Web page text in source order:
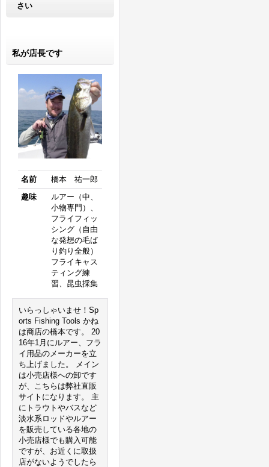
さい
私が店長です
名前
橋本 祐一郎
趣味
ルアー（中、
小物専門）、
フライフィッ
シング（自由
な発想の毛ば
り釣り全般）
フライキャス
ティング練
習、昆虫採集
いらっしゃいませ！Sp
orts Fishing Tools かね
は商店の橋本です。 20
16年1月にルアー、フラ
イ用品のメーカーを立
ち上げました。 メイン
は小売店様への卸です
が、こちらは弊社直販
サイトになります。 主
にトラウトやバスなど
淡水系ロッドやルアー
を販売している各地の
小売店様でも購入可能
ですが、お近くに取扱
店がないようでしたら